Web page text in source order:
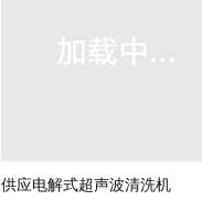
供应电解式超声波清洗机